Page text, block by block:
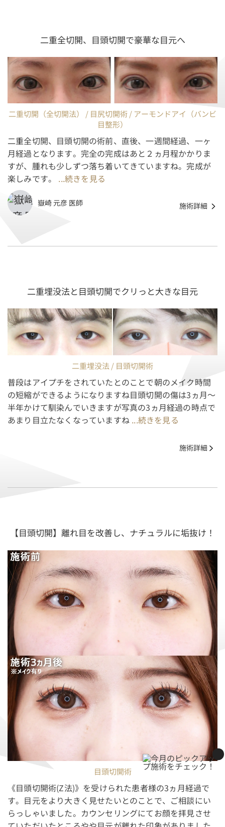
二重全切開、目頭切開で豪華な目元へ
二重切開（全切開法） / 目尻切開術 / アーモンドアイ（バンビ
目整形）
二重全切開、目頭切開の術前、直後、一週間経過、一ヶ
月経過となります。完全の完成はあと２ヵ月程かかりま
すが、腫れも少しずつ落ち着いてきていますね。完成が
楽しみです。 ...続きを見る
嶽崎 元彦 医師 施術詳細
二重埋没法と目頭切開でクリっと大きな目元
二重埋没法 / 目頭切開術
普段はアイプチをされていたとのことで朝のメイク時間
の短縮ができるようになりますね目頭切開の傷は3ヵ月〜
半年かけて馴染んでいきますが写真の3ヵ月経過の時点で
あまり目立たなくなっていますね ...続きを見る
施術詳細
【目頭切開】離れ目を改善し、ナチュラルに垢抜け！
目頭切開術
《目頭切開術(Z法)》を受けられた患者様の3ヵ月経過で
す。目元をより大きく見せたいとのことで、ご相談にい
らっしゃいました。カウンセリングにてお顔を拝見させ